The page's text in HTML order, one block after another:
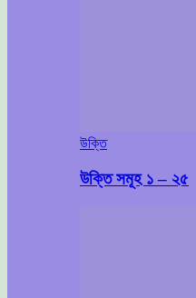
উক্তি
উক্তি সমূহ ১ – ২৫